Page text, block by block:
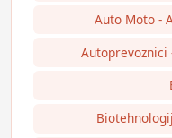
Auto Moto -